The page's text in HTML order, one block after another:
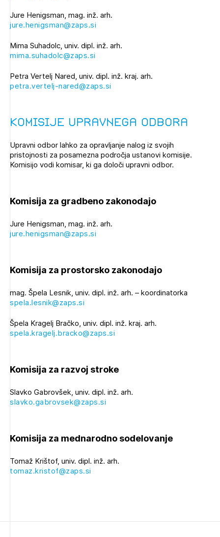
Jure Henigsman, mag. inž. arh.
jure.henigsman@zaps.si
Mima Suhadolc, univ. dipl. inž. arh.
mima.suhadolc@zaps.si
Petra Vertelj Nared, univ. dipl. inž. kraj. arh.
petra.vertelj-nared@zaps.si
Komisije upravnega odbora
Upravni odbor lahko za opravljanje nalog iz svojih
pristojnosti za posamezna področja ustanovi komisije.
Komisijo vodi komisar, ki ga določi upravni odbor.
Komisija za gradbeno zakonodajo
Jure Henigsman, mag. inž. arh.
jure.henigsman@zaps.si
Komisija za prostorsko zakonodajo
mag. Špela Lesnik, univ. dipl. inž. arh. – koordinatorka
spela.lesnik@zaps.si
Špela Kragelj Bračko, univ. dipl. inž. kraj. arh.
spela.kragelj.bracko@zaps.si
Komisija za razvoj stroke
Slavko Gabrovšek, univ. dipl. inž. arh.
slavko.gabrovsek@zaps.si
Komisija za mednarodno sodelovanje
Tomaž Krištof, univ. dipl. inž. arh.
tomaz.kristof@zaps.si